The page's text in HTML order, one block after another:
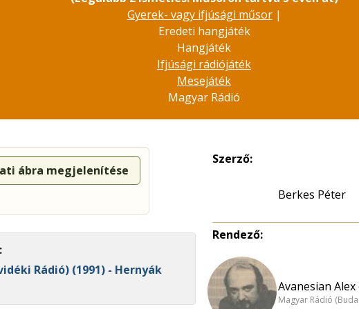
Gyerek- vagy ifjúsági műsor|
Eredeti hangjáték
Hangjáték
Ifjúsági rádiójáték
Mesejáték
Magyar Rádió
ábra megjelenítése
Rádió) (1991) - Hernyák
Szerző:
Berkes Péter
Rendező:
Avanesian Alex
Magyar Rádió